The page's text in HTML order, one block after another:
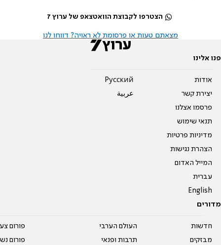
הצטרפו לקבוצת הוואטצאפ של ערוץ 7
מצאתם טעות או פרסומת לא ראויה? דווחו לנו
פנו אלינו
אודות
יצירת קשר
פרסמו אצלנו
תנאי שימוש
מדיניות פרטיות
הצהרת נגישות
המייל האדום
עברית
English
Pусский
عربية
מדורים
חדשות
מבזקים
העולם הערבי
תרבות ופנאי
פורום
פורום